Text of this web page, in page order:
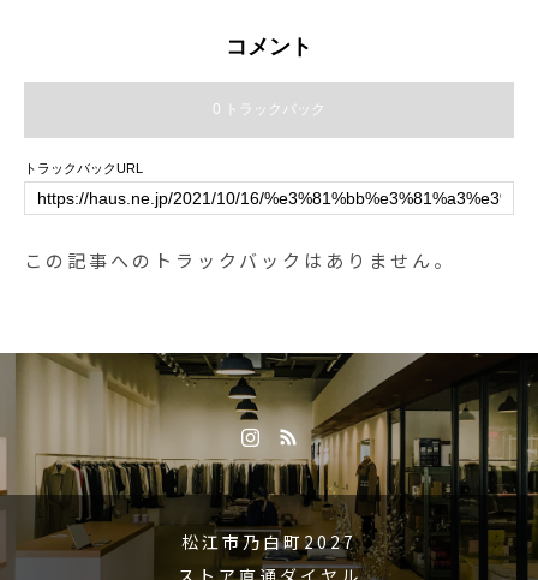
コメント
0 トラックバック
トラックバックURL
この記事へのトラックバックはありません。
松江市乃白町2027
ストア直通ダイヤル